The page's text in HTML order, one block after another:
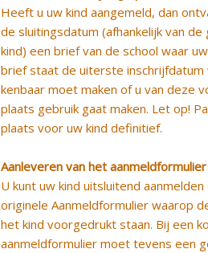
Heeft u uw kind aangemeld, dan
de sluitingsdatum (afhankelijk van
kind) een brief van de school waar
brief staat de uiterste inschrijfdatum
kenbaar moet maken of u van deze
plaats gebruik gaat maken. Let op!
plaats voor uw kind definitief.
Aanleveren van het aanmeldformulier
U kunt uw kind uitsluitend
originele Aanmeldformulier waarop
het kind voorgedrukt staan. Bij een
aanmeldformulier moet tevens een